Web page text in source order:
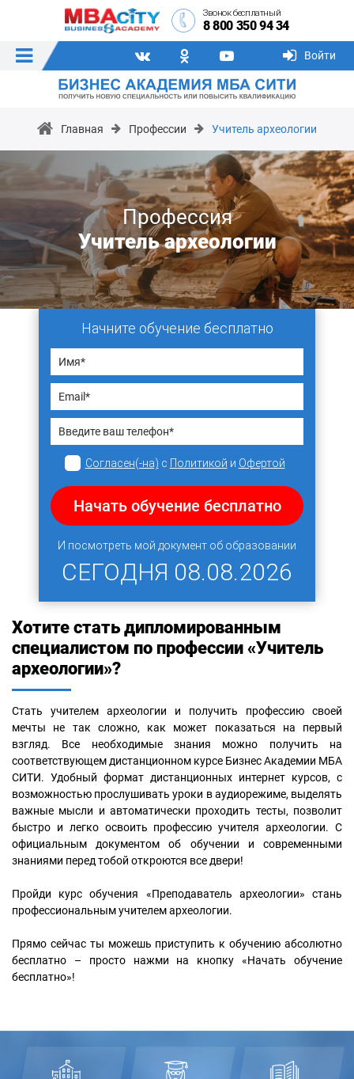
Звонок бесплатный
8 800 350 94 34
Войти
Главная Профессии Учитель археологии
Профессия
Учитель археологии
Начните обучение бесплатно
Согласен(-на) с Политикой и Офертой
Начать обучение бесплатно
И посмотреть мой документ об образовании
СЕГОДНЯ 08.08.2026
Хотите стать дипломированным
специалистом по профессии «Учитель
археологии»?
Стать учителем археологии и получить профессию своей
мечты не так сложно, как может показаться на первый
взгляд. Все необходимые знания можно получить на
соответствующем дистанционном курсе Бизнес Академии МБА
СИТИ. Удобный формат дистанционных интернет курсов, с
возможностью прослушивать уроки в аудиорежиме, выделять
важные мысли и автоматически проходить тесты, позволит
быстро и легко освоить профессию учителя археологии. С
официальным документом об обучении и современными
знаниями перед тобой откроются все двери!
Пройди курс обучения «Преподаватель археологии» стань
профессиональным учителем археологии.
Прямо сейчас ты можешь приступить к обучению абсолютно
бесплатно – просто нажми на кнопку «Начать обучение
бесплатно»!